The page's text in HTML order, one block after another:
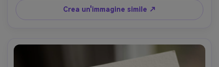
accento corallo, texture stampa fatta a mano,
composizione intima del ritratto, obiettivo 85mm,
Crea un'immagine simile ↗